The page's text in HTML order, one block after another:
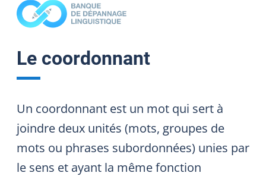
Le coordonnant
Un coordonnant est un mot qui sert à
joindre deux unités (mots, groupes de
mots ou phrases subordonnées) unies par
le sens et ayant la même fonction